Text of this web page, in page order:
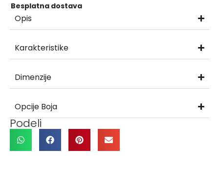
Besplatna dostava
Opis
Karakteristike
Dimenzije
Opcije Boja
Podeli